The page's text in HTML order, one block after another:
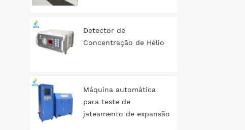
Detector de
Concentração de Hélio
Máquina automática
para teste de
jateamento de expansão